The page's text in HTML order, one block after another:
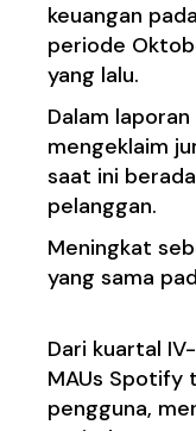
keuangan
periode
yang lalu.
Dalam
mengeklaim
saat ini
pelanggan.
Meningkat
yang sama
Dari kuartal
MAUs
pengguna,